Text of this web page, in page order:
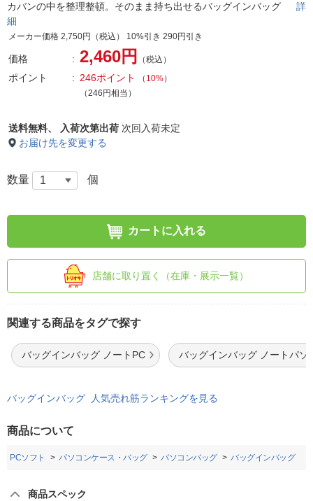
カバンの中を整理整頓。そのまま持ち出せるバッグインバッグ 詳
細
メーカー価格 2,750円（税込） 10%引き 290円引き
価格 2,460円 （税込）
ポイント 246ポイント （ 10%）
（246円相当）
送料無料、 入荷次第出荷 次回入荷未定
お届け先を変更する
数量 個
カートに入れる
店舗に取り置く（在庫・展示一覧）
関連する商品をタグで探す
バッグインバッグ ノートPC バッグインバッグ ノートパソ
バッグインバッグ 人気売れ筋ランキングを見る
商品について
PCソフト パソコンケース・バッグ パソコンバッグ バッグインバッグ
商品スペック